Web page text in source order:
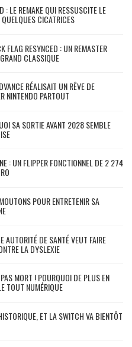
: LE REMAKE QUI RESSUSCITE LE
CICATRICES
FLAG RESYNCED : UN REMASTER
CLASSIQUE
RÉALISAIT UN RÊVE DE
NINTENDO PARTOUT
SA SORTIE AVANT 2028 SEMBLE
: UN FLIPPER FONCTIONNEL DE 2 274
POUR ENTRETENIR SA
AUTORITÉ DE SANTÉ VEUT FAIRE
LA DYSLEXIE
MORT ! POURQUOI DE PLUS EN
TOUT NUMÉRIQUE
ET LA SWITCH VA BIENTÔT